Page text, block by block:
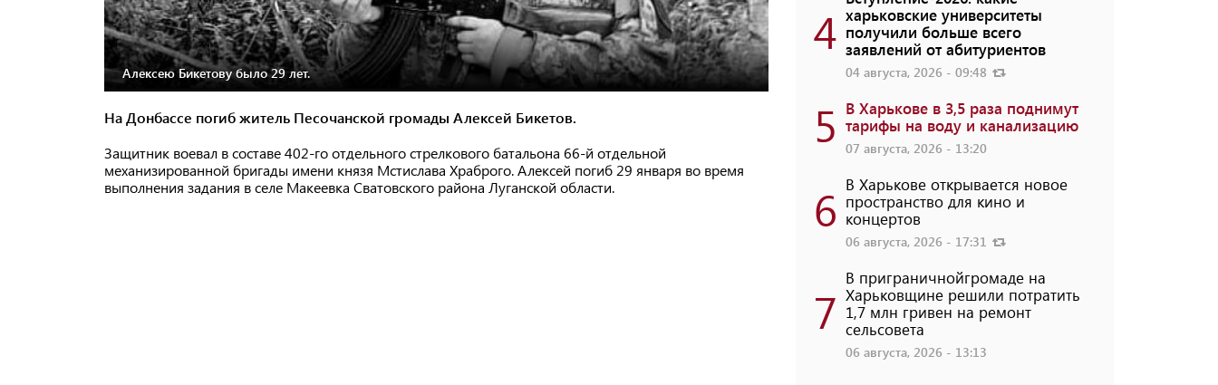
Алексею Бикетову было 29 лет.
На Донбассе погиб житель Песочанской громады Алексей Бикетов.
Защитник воевал в составе 402-го отдельного стрелкового батальона 66-й отдельной
механизированной бригады имени князя Мстислава Храброго. Алексей погиб 29 января во время
выполнения задания в селе Макеевка Сватовского района Луганской области.
4 харьковские университеты
получили больше всего
заявлений от абитуриентов
04 августа, 2026 - 09:48
5 В Харькове в 3,5 раза поднимут
тарифы на воду и канализацию
07 августа, 2026 - 13:20
6 В Харькове открывается новое
пространство для кино и
концертов
06 августа, 2026 - 17:31
7
В приграничнойгромаде на
Харьковщине решили потратить
1,7 млн ​​гривен на ремонт
сельсовета
06 августа, 2026 - 13:13